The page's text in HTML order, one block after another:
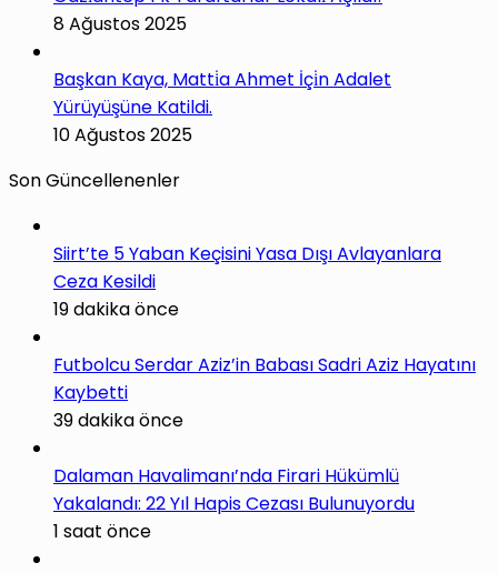
8 Ağustos 2025
Başkan Kaya, Matti̇a Ahmet İçi̇n Adalet
Yürüyüşüne Katildi.
10 Ağustos 2025
Son Güncellenenler
Siirt’te 5 Yaban Keçisini Yasa Dışı Avlayanlara
Ceza Kesildi
19 dakika önce
Futbolcu Serdar Aziz’in Babası Sadri Aziz Hayatını
Kaybetti
39 dakika önce
Dalaman Havalimanı’nda Firari Hükümlü
Yakalandı: 22 Yıl Hapis Cezası Bulunuyordu
1 saat önce